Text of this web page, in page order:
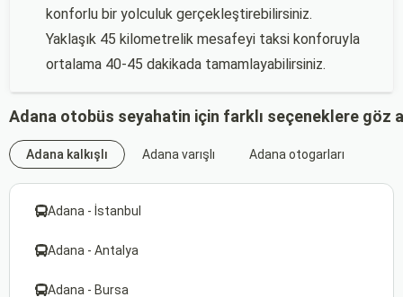
konforlu bir yolculuk gerçekleştirebilirsiniz.
Yaklaşık 45 kilometrelik mesafeyi taksi konforuyla
ortalama 40-45 dakikada tamamlayabilirsiniz.
Adana otobüs seyahatin için farklı seçeneklere göz
Adana kalkışlı Adana varışlı Adana otogarları
Adana - İstanbul
Adana - Antalya
Adana - Bursa